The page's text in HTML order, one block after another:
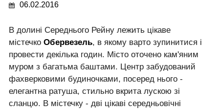
06.02.2016
В долині Середнього Рейну лежить цікаве
містечко Обервезель, в якому варто зупинитися і
провести декілька годин. Місто оточено кам'яним
муром з багатьма баштами. Центр забудований
фахверковими будиночками, посеред нього -
елегантна ратуша, стильно вкрита лускою зі
сланцю. В містечку - дві цікаві середньовічні